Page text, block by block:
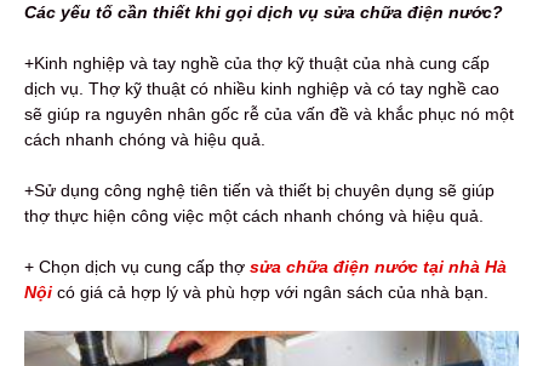
Các yếu tố cần thiết khi gọi dịch vụ sửa chữa điện nước?
+Kinh nghiệp và tay nghề của thợ kỹ thuật của nhà cung cấp
dịch vụ. Thợ kỹ thuật có nhiều kinh nghiệp và có tay nghề cao
sẽ giúp ra nguyên nhân gốc rễ của vấn đề và khắc phục nó một
cách nhanh chóng và hiệu quả.
+Sử dụng công nghệ tiên tiến và thiết bị chuyên dụng sẽ giúp
thợ thực hiện công việc một cách nhanh chóng và hiệu quả.
+ Chọn dịch vụ cung cấp thợ sửa chữa điện nước tại nhà Hà
Nội có giá cả hợp lý và phù hợp với ngân sách của nhà bạn.